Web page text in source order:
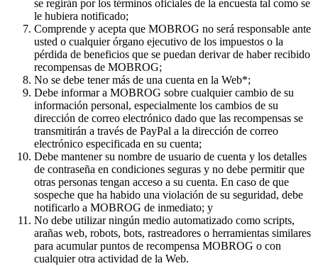
se regirán por los términos oficiales de la encuesta tal como se
le hubiera notificado;
Comprende y acepta que MOBROG no será responsable ante
usted o cualquier órgano ejecutivo de los impuestos o la
pérdida de beneficios que se puedan derivar de haber recibido
recompensas de MOBROG;
No se debe tener más de una cuenta en la Web*;
Debe informar a MOBROG sobre cualquier cambio de su
información personal, especialmente los cambios de su
dirección de correo electrónico dado que las recompensas se
transmitirán a través de PayPal a la dirección de correo
electrónico especificada en su cuenta;
Debe mantener su nombre de usuario de cuenta y los detalles
de contraseña en condiciones seguras y no debe permitir que
otras personas tengan acceso a su cuenta. En caso de que
sospeche que ha habido una violación de su seguridad, debe
notificarlo a MOBROG de inmediato; y
No debe utilizar ningún medio automatizado como scripts,
arañas web, robots, bots, rastreadores o herramientas similares
para acumular puntos de recompensa MOBROG o con
cualquier otra actividad de la Web.